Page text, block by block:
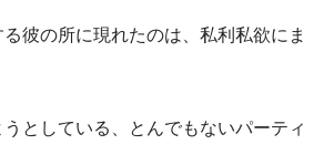
彼の所に現れたのは、私利私欲にま
としている、とんでもないパーティ